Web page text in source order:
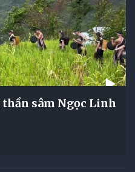
sâm Ngọc Linh